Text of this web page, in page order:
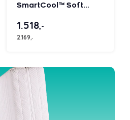
SmartCool™ Soft
1.518,-
2.169,-